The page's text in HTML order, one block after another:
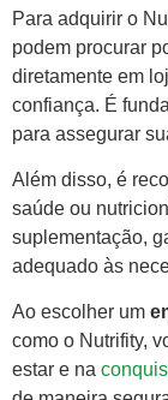
Para adquirir o
podem procurar
diretamente em
confiança. É
para assegurar
Além disso, é
saúde ou
suplementação,
adequado às
Ao escolher um
como o Nutrifity,
estar e na